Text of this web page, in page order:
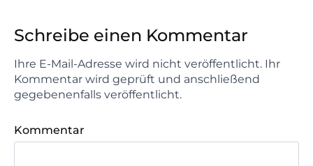
Schreibe einen Kommentar
Ihre E-Mail-Adresse wird nicht veröffentlicht. Ihr
Kommentar wird geprüft und anschließend
gegebenenfalls veröffentlicht.
Kommentar